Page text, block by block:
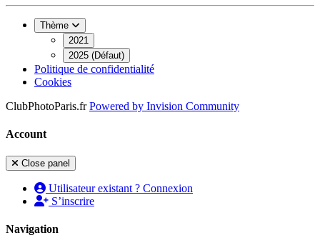
Thème
2021
2025 (Défaut)
Politique de confidentialité
Cookies
ClubPhotoParis.fr Powered by Invision Community
Account
Close panel
Utilisateur existant ? Connexion
S’inscrire
Navigation